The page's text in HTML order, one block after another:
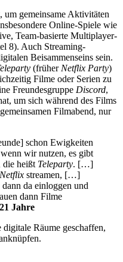
gemeinsame Aktivitäten
Online-Spiele wie
Team-basierte Multiplayer-
8). Auch Streaming-
Beisammenseins sein.
(früher Netflix Party)
Filme oder Serien zu
Freundesgruppe Discord,
um sich während des Films
Filmabend, nur
schon Ewigkeiten
wir nutzen, es gibt
die heißt Teleparty. […]
Netflix streamen, […]
da einloggen und
dann Filme
Jahre
Räume geschaffen,